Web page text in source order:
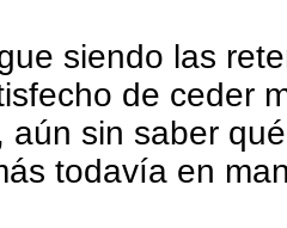
siendo las
de ceder
aún sin saber
todavía en